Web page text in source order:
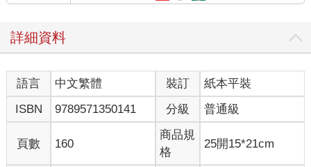
羅柏．蘭登被電話吵起來，他的傳真機收到一張驚人的圖片，
扭翻過去，被害人的胸膛有個可怕的灼傷。這個男人被烙印
了……只印了一個字。那是個蘭登熟悉的字，非常熟悉。他不敢
置信地瞪著那個華麗的字：「Illuminati」，光明會。」
《天使與魔鬼》這本暢銷書由此開始，它是本推理小說、神秘小
說，按照張國立的看法，更是本羅馬走透透、貝尼尼的巴洛克藝
術看透透的旅遊小說，這是為什麼他在二月十四日這麼重要的日
子，居然一個人躺在羅馬旅館內的原因，他迫切的想重遊羅馬，
也想透過小說，重新再看一次「光明路徑」上他以前忽略的景
詳細資料
語言 中文繁體 裝訂
紙本平裝
ISBN
9789571350141 分級 普通級
頁數 160
商品規
格
25開15*21cm